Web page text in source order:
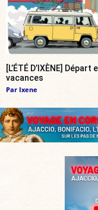
[L’ÉTÉ D’IXÈNE] Départ
vacances
Par Ixene